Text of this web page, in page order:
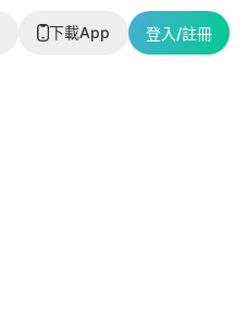
下載App 登入/註冊